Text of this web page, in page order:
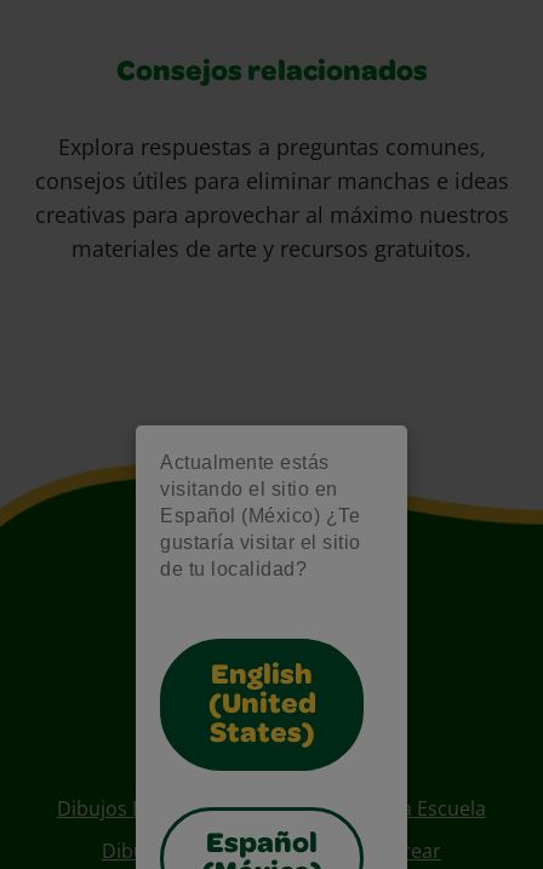
Actualmente estás
visitando el sitio en
Español (México) ¿Te
gustaría visitar el sitio
de tu localidad?
English
(United
States)
Español
Consejos relacionados
Explora respuestas a preguntas comunes,
consejos útiles para eliminar manchas e ideas
creativas para aprovechar al máximo nuestros
materiales de arte y recursos gratuitos.
Also of Interest
Dibujos Para Colorear De Regreso A La Escuela
Dibujos De Personajes Para Colorear